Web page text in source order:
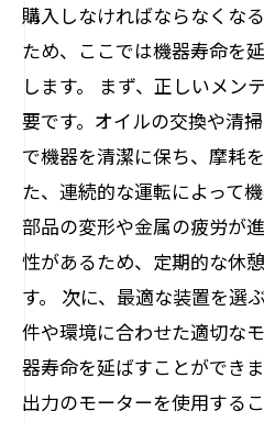
購入しなければならなくな
ため、ここでは機器寿命を
します。 まず、正しいメン
要です。オイルの交換や清
で機器を清潔に保ち、摩耗
た、連続的な運転によって
部品の変形や金属の疲労が
性があるため、定期的な休
す。 次に、最適な装置を選
件や環境に合わせた適切な
器寿命を延ばすことができ
出力のモーターを使用する